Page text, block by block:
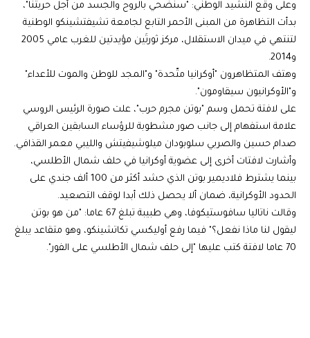
وعلى وقع النشيد الوطني: "سنضحي بالروح والجسد من أجل حريتنا"،
بدأت التظاهرة من المبنى الأحمر التابع لجامعة تشيفتشينكو الوطنية
لتنتهي في ميدان الاستقلال، مركز ثورتَين مؤيدتين للغرب عامي 2005
و2014.
وهتف المتظاهرون "أوكرانيا متّحدة" و"المجد للوطن والموت للأعداء"
و"الأوكرانيون سيقاومون".
على لافتة تحمل وسم "بوتن مجرم حرب"، علت صورة الرئيس الروسي
علامة استفهام إلى جانب صور مشطوبة للرؤساء السابقين العراقي
صدام حسين والصربي سلوبودان ميلوشيفيتش والليبي معمر القذافي.
وأشارت لافتات أخرى إلى عضوية أوكرانيا في حلف شمال الأطلسي،
بينما يشترط فلاديمير بوتن الذي حشد أكثر من 100 ألف جندي على
الحدود الأوكرانية، ضمان ألا يحصل ذلك أبدا لوقف التصعيد.
وقالت ناتاليا سافوستيكوفا، وهي طبيبة تبلغ 67 عاما: "من هو بوتن
ليقول لنا ماذا نفعل؟" فيما رفع أوليكسي تكاتشينكو، وهو متقاعد يبلغ
70 عاما لافتة كتب عليها "إلى حلف شمال الأطلسي على الفور".